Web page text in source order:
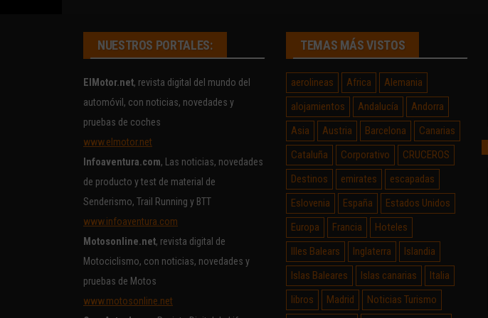
NUESTROS PORTALES:
ElMotor.net, revista digital del mundo del
automóvil, con noticias, novedades y
pruebas de coches
www.elmotor.net
Infoaventura.com, Las noticias, novedades
de producto y test de material de
Senderismo, Trail Running y BTT
www.infoaventura.com
Motosonline.net, revista digital de
Motociclismo, con noticias, novedades y
pruebas de Motos
www.motosonline.net
TEMAS MÁS VISTOS
aerolineas Africa
Alemania
alojamientos
Andalucía
Andorra
Asia
Austria Barcelona
Canarias
Cataluña
Corporativo
CRUCEROS
Destinos
emirates
escapadas
Eslovenia
España
Estados Unidos
Europa
Francia
Hoteles
Illes Balears
Inglaterra
Islandia
Islas Baleares
Islas canarias
Italia
libros
Madrid
Noticias Turismo